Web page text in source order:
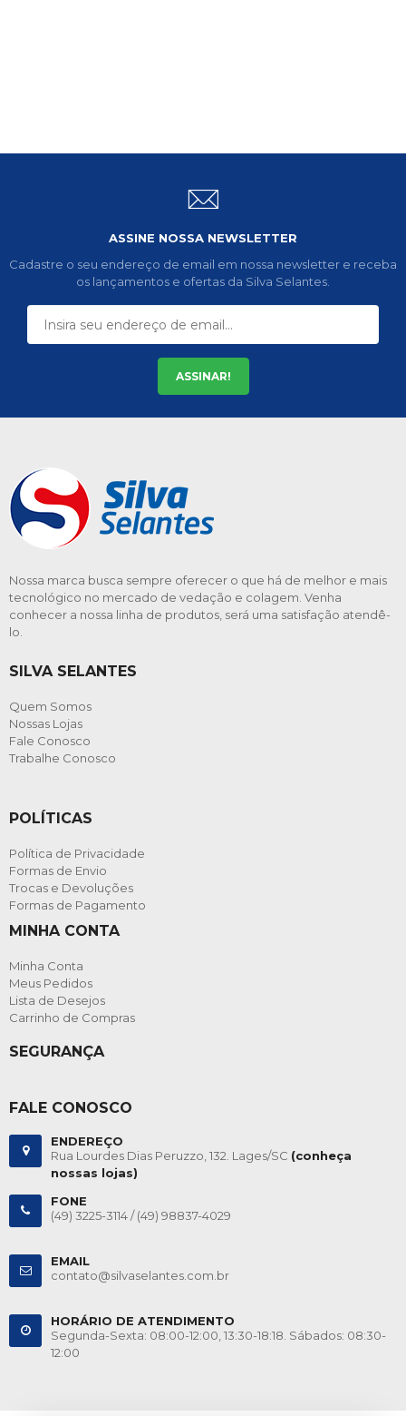
ASSINE NOSSA NEWSLETTER
Cadastre o seu endereço de email em nossa newsletter e receba
os lançamentos e ofertas da Silva Selantes.
ASSINAR!
Nossa marca busca sempre oferecer o que há de melhor e mais
tecnológico no mercado de vedação e colagem. Venha
conhecer a nossa linha de produtos, será uma satisfação atendê-
lo.
SILVA SELANTES
Quem Somos
Nossas Lojas
Fale Conosco
Trabalhe Conosco
POLÍTICAS
Política de Privacidade
Formas de Envio
Trocas e Devoluções
Formas de Pagamento
MINHA CONTA
Minha Conta
Meus Pedidos
Lista de Desejos
Carrinho de Compras
SEGURANÇA
FALE CONOSCO
ENDEREÇO
Rua Lourdes Dias Peruzzo, 132. Lages/SC (conheça
nossas lojas)
FONE
(49) 3225-3114 /(49) 98837-4029
EMAIL
contato@silvaselantes.com.br
HORÁRIO DE ATENDIMENTO
Segunda-Sexta: 08:00-12:00, 13:30-18:18. Sábados: 08:30-
12:00